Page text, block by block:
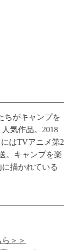
ちがキャンプを
気作品。2018
はTVアニメ第2
。キャンプを楽
描かれている
＞＞